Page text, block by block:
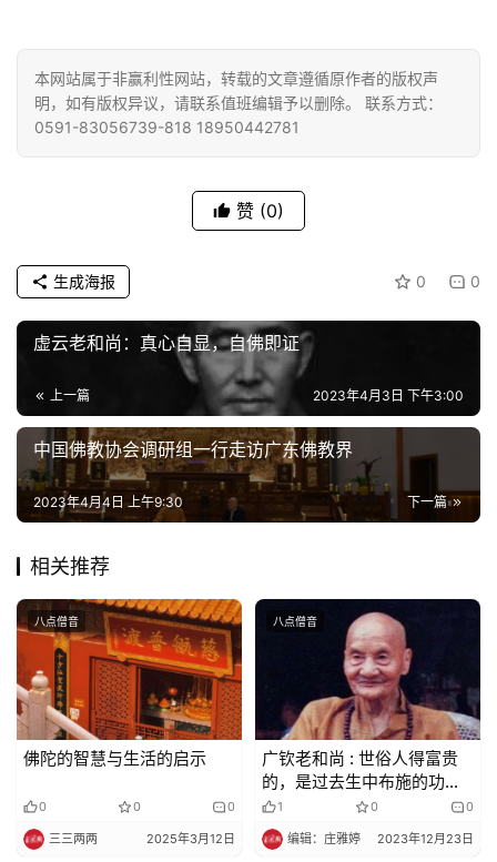
本网站属于非赢利性网站，转载的文章遵循原作者的版权声
明，如有版权异议，请联系值班编辑予以删除。 联系方式：
0591-83056739-818 18950442781
赞 (0)
0 0
生成海报
虚云老和尚：真心自显，自佛即证
上一篇 2023年4月3日 下午3:00
中国佛教协会调研组一行走访广东佛教界
下一篇
2023年4月4日 上午9:30
相关推荐
八点僧音
佛陀的智慧与生活的启示
0 0 0
三三两两 2025年3月12日
八点僧音
广钦老和尚 : 世俗人得富贵
的，是过去生中布施的功德
来的
1 0 0
编辑：庄雅婷 2023年12月23日